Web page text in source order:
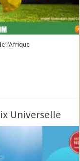
l’Afrique
Universelle